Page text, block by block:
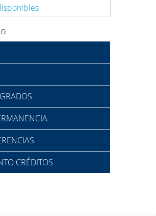
CRÉDITOS